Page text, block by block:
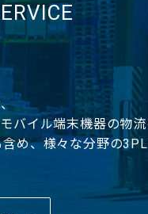
バイル端末機器の物流
含め、様々な分野の